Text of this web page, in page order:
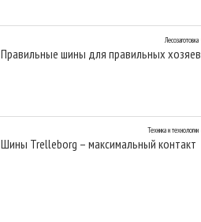
Лесозаготовка
Правильные шины для правильных хозяев
Техника и технологии
Шины Trelleborg – максимальный контакт